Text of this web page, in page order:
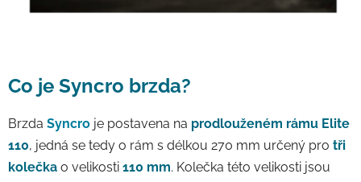
Co je Syncro brzda?
Brzda Syncro je postavena na prodlouženém rámu Elite
110, jedná se tedy o rám s délkou 270 mm určený pro tři
kolečka o velikosti 110 mm. Kolečka této velikosti jsou